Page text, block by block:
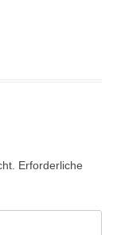
Erforderliche